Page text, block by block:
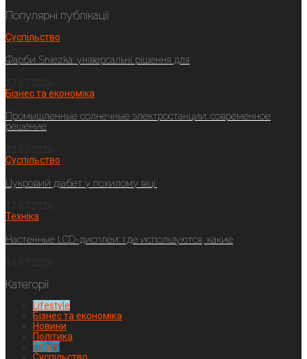
Популярні публікації
Суспільство
Фарби Sniezka: універсальні рішення для
Бізнес та економіка
Промышленные солнечные электростанции: современное
решение
Суспільство
Цукровий діабет у похилому віці:
Техніка
Настенные LCD-дисплеи: где используются, какие
Категорії
Lifestyle
Бізнес та економіка
Новини
Політика
Спорт